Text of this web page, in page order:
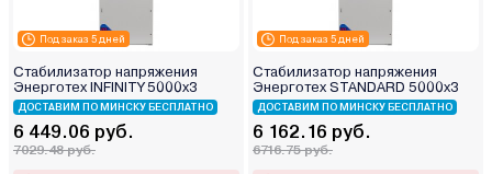
Под заказ 5 дней
Стабилизатор напряжения
Энерготех INFINITY 5000х3
ДОСТАВИМ ПО МИНСКУ БЕСПЛАТНО
6 449.06 руб.
7029.48 руб.
Под заказ 5 дней
Стабилизатор напряжения
Энерготех STANDARD 5000х3
ДОСТАВИМ ПО МИНСКУ БЕСПЛАТНО
6 162.16 руб.
6716.75 руб.